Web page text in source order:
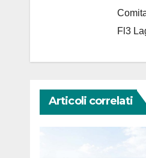
Fl3
Articoli correlati